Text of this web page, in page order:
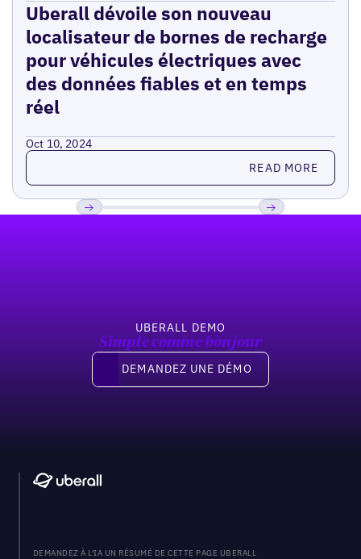
Uberall dévoile son nouveau
localisateur de bornes de recharge
pour véhicules électriques avec
des données fiables et en temps
réel
Oct 10, 2024
Read more READ MORE
UBERALL DEMO
Simple comme bonjour
Demandez une démo
DEMANDEZ UNE DÉMO
DEMANDEZ À L'IA UN RÉSUMÉ DE CETTE PAGE UBERALL